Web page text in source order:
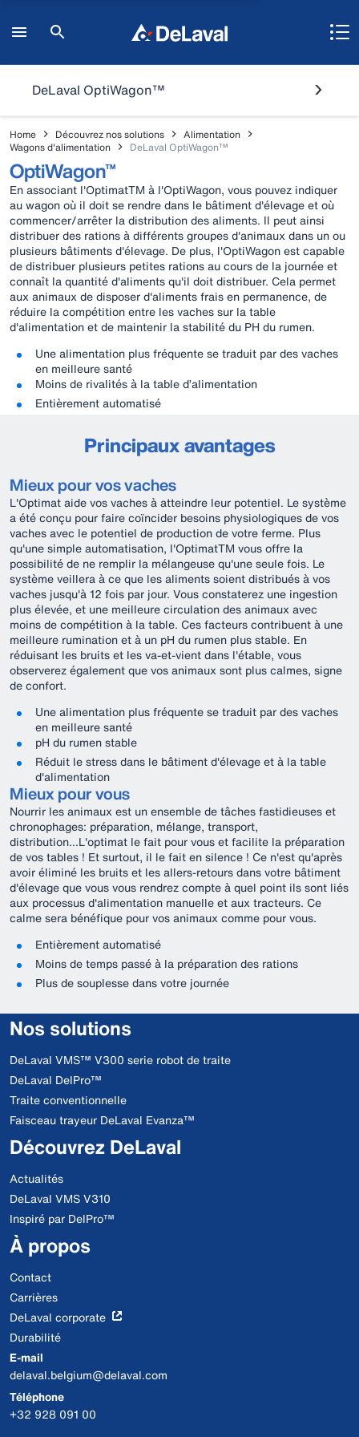
DeLaval OptiWagon™
Home Découvrez nos solutions
Alimentation
Wagons d'alimentation
DeLaval OptiWagon™
OptiWagon™
En associant l'OptimatTM à l'OptiWagon, vous pouvez indiquer
au wagon où il doit se rendre dans le bâtiment d'élevage et où
commencer/arrêter la distribution des aliments. Il peut ainsi
distribuer des rations à différents groupes d'animaux dans un ou
plusieurs bâtiments d'élevage. De plus, l'OptiWagon est capable
de distribuer plusieurs petites rations au cours de la journée et
connaît la quantité d'aliments qu'il doit distribuer. Cela permet
aux animaux de disposer d'aliments frais en permanence, de
réduire la compétition entre les vaches sur la table
d'alimentation et de maintenir la stabilité du PH du rumen.
Une alimentation plus fréquente se traduit par des vaches
en meilleure santé
Moins de rivalités à la table d’alimentation
Entièrement automatisé
Principaux avantages
Mieux pour vos vaches
L'Optimat aide vos vaches à atteindre leur potentiel. Le système
a été conçu pour faire coïncider besoins physiologiques de vos
vaches avec le potentiel de production de votre ferme. Plus
qu'une simple automatisation, l'OptimatTM vous offre la
possibilité de ne remplir la mélangeuse qu'une seule fois. Le
système veillera à ce que les aliments soient distribués à vos
vaches jusqu'à 12 fois par jour. Vous constaterez une ingestion
plus élevée, et une meilleure circulation des animaux avec
moins de compétition à la table. Ces facteurs contribuent à une
meilleure rumination et à un pH du rumen plus stable. En
réduisant les bruits et les va-et-vient dans l'étable, vous
observerez également que vos animaux sont plus calmes, signe
de confort.
Une alimentation plus fréquente se traduit par des vaches
en meilleure santé
pH du rumen stable
Réduit le stress dans le bâtiment d'élevage et à la table
d'alimentation
Mieux pour vous
Nourrir les animaux est un ensemble de tâches fastidieuses et
chronophages: préparation, mélange, transport,
distribution...L'optimat le fait pour vous et facilite la préparation
de vos tables ! Et surtout, il le fait en silence ! Ce n'est qu'après
avoir éliminé les bruits et les allers-retours dans votre bâtiment
d'élevage que vous vous rendrez compte à quel point ils sont liés
aux processus d'alimentation manuelle et aux tracteurs. Ce
calme sera bénéfique pour vos animaux comme pour vous.
Entièrement automatisé
Moins de temps passé à la préparation des rations
Plus de souplesse dans votre journée
Nos solutions
DeLaval VMS™ V300 serie robot de traite
DeLaval DelPro™
Traite conventionnelle
Faisceau trayeur DeLaval Evanza™
Découvrez DeLaval
Actualités
DeLaval VMS V310
Inspiré par DelPro™
À propos
Contact
Carrières
DeLaval corporate
Durabilité
E-mail
delaval.belgium@delaval.com
Téléphone
+32 928 091 00